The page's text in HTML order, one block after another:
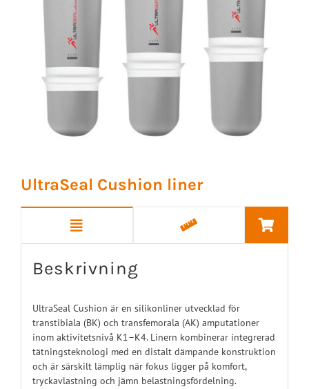
UltraSeal Cushion liner
Beskrivning
UltraSeal Cushion är en silikonliner utvecklad för
transtibiala (BK) och transfemorala (AK) amputationer
inom aktivitetsnivå K1–K4. Linern kombinerar integrerad
tätningsteknologi med en distalt dämpande konstruktion
och är särskilt lämplig när fokus ligger på komfort,
tryckavlastning och jämn belastningsfördelning.